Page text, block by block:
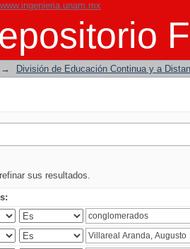
→ División de Educación Continua y a
sus resultados.